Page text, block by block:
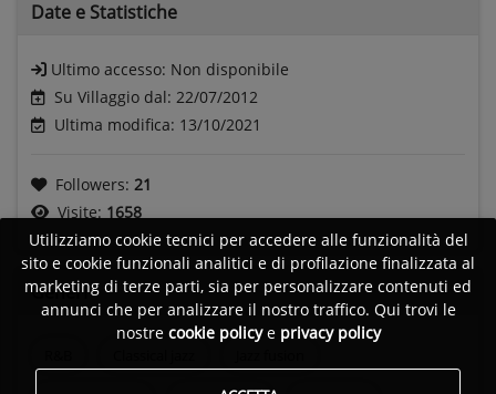
Date e Statistiche
Ultimo accesso: Non disponibile
Su Villaggio dal: 22/07/2012
Ultima modifica: 13/10/2021
Followers: 21
Visite: 1658
Generi
Utilizziamo cookie tecnici per accedere alle funzionalità del
sito e cookie funzionali analitici e di profilazione finalizzata al
marketing di terze parti, sia per personalizzare contenuti ed
annunci che per analizzare il nostro traffico. Qui trovi le
nostre cookie policye privacy policy